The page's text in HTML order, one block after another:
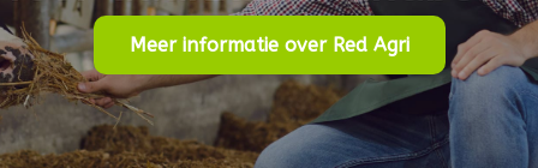
Meer informatie over Red Agri